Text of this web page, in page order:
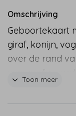
Omschrijving
Geboortekaart
giraf, konijn,
over de rand
Toon meer